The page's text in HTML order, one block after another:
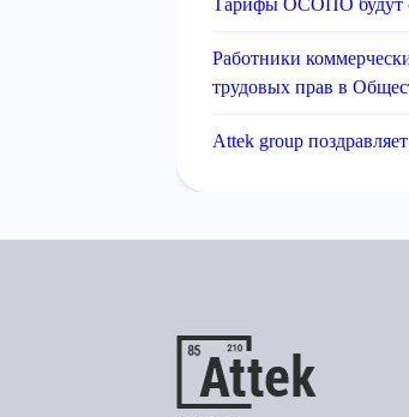
Тарифы ОСОПО будут
Работники
трудовых прав в
Attek group